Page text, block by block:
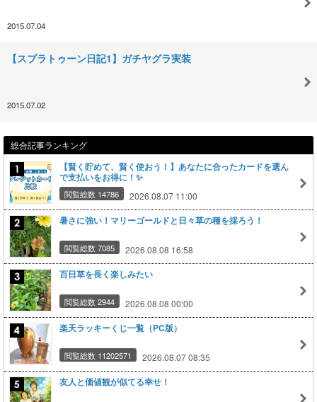
2015.07.04
【スプラトゥーン日記1】ガチヤグラ実装
2015.07.02
総合記事ランキング
【賢く貯めて、賢く使おう！】あなたに合ったカードを選ん
で支払いをお得に！✨
閲覧総数 14786 2026.08.07 11:00
暑さに強い！マリーゴールドと日々草の種を採ろう！
閲覧総数 7085 2026.08.08 16:58
百日草を長く楽しみたい
閲覧総数 2944 2026.08.08 00:00
楽天ラッキーくじ一覧（PC版）
閲覧総数 11202571 2026.08.07 08:35
友人と価値観が似てる幸せ！